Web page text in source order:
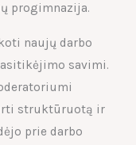
progimnazija.
naujų darbo
savimi.
struktūruotą ir
prie darbo